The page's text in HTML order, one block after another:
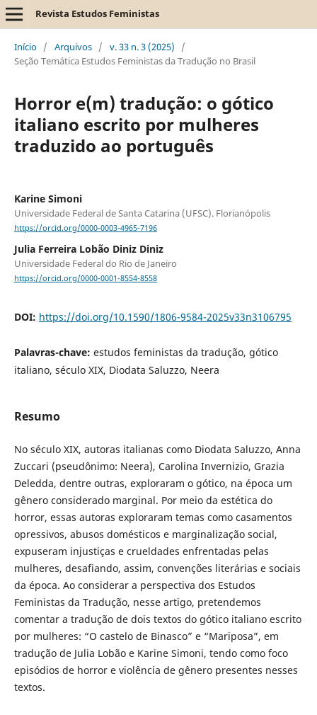
Revista Estudos Feministas
Início / Arquivos / v. 33 n. 3 (2025)
/
Seção Temática Estudos Feministas da Tradução no Brasil
Horror e(m) tradução: o gótico
italiano escrito por mulheres
traduzido ao português
Karine Simoni
Universidade Federal de Santa Catarina (UFSC). Florianópolis
https://orcid.org/0000-0003-4965-7196
Julia Ferreira Lobão Diniz Diniz
Universidade Federal do Rio de Janeiro
https://orcid.org/0000-0001-8554-8558
DOI: https://doi.org/10.1590/1806-9584-2025v33n3106795
Palavras-chave: estudos feministas da tradução, gótico
italiano, século XIX, Diodata Saluzzo, Neera
Resumo
No século XIX, autoras italianas como Diodata Saluzzo, Anna
Zuccari (pseudônimo: Neera), Carolina Invernizio, Grazia
Deledda, dentre outras, exploraram o gótico, na época um
gênero considerado marginal. Por meio da estética do
horror, essas autoras exploraram temas como casamentos
opressivos, abusos domésticos e marginalização social,
expuseram injustiças e crueldades enfrentadas pelas
mulheres, desafiando, assim, convenções literárias e sociais
da época. Ao considerar a perspectiva dos Estudos
Feministas da Tradução, nesse artigo, pretendemos
comentar a tradução de dois textos do gótico italiano escrito
por mulheres: “O castelo de Binasco” e “Mariposa”, em
tradução de Julia Lobão e Karine Simoni, tendo como foco
episódios de horror e violência de gênero presentes nesses
textos.